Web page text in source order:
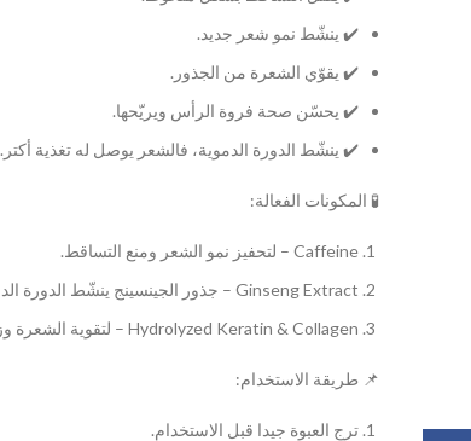
✔️ ينشّط نمو شعر جديد.
✔️ يقوّي الشعرة من الجذور.
✔️ يحسّن صحة فروة الرأس ويريّحها.
✔️ ينشّط الدورة الدموية، فالشعر يوصل له تغذية أكتر.
🧪 المكونات الفعالة:
Caffeine – لتحفيز نمو الشعر ومنع التساقط.
Ginseng Extract – جذور الجينسينج ينشّط الدورة الدموية ويوصل الغذاء للبُصيلات.
Hydrolyzed Keratin & Collagen – لتقوية الشعرة وزيادة السمك والطول.
📌 طريقة الاستخدام:
ترج العبوة جيدا قبل الاستخدام.